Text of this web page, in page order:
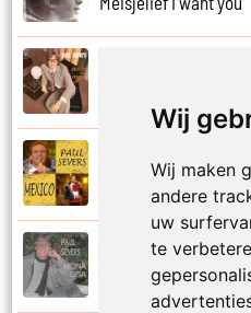
Wij
Wij maken
andere
uw
te
Paul Severs
Paul Severs
Mona Lisa